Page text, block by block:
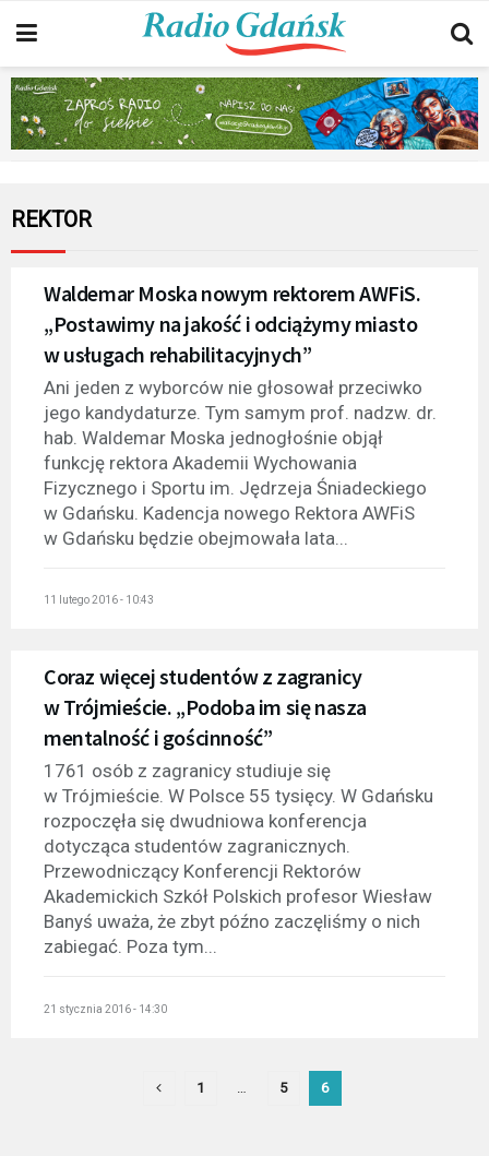
REKTOR
Waldemar Moska nowym rektorem AWFiS.
„Postawimy na jakość i odciążymy miasto
w usługach rehabilitacyjnych”
Ani jeden z wyborców nie głosował przeciwko
jego kandydaturze. Tym samym prof. nadzw. dr.
hab. Waldemar Moska jednogłośnie objął
funkcję rektora Akademii Wychowania
Fizycznego i Sportu im. Jędrzeja Śniadeckiego
w Gdańsku. Kadencja nowego Rektora AWFiS
w Gdańsku będzie obejmowała lata...
11 lutego 2016 - 10:43
Coraz więcej studentów z zagranicy
w Trójmieście. „Podoba im się nasza
mentalność i gościnność”
1761 osób z zagranicy studiuje się
w Trójmieście. W Polsce 55 tysięcy. W Gdańsku
rozpoczęła się dwudniowa konferencja
dotycząca studentów zagranicznych.
Przewodniczący Konferencji Rektorów
Akademickich Szkół Polskich profesor Wiesław
Banyś uważa, że zbyt późno zaczęliśmy o nich
zabiegać. Poza tym...
21 stycznia 2016 - 14:30
1 5 6